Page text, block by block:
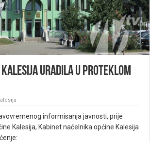
Kalesija uradila u proteklom
informisanja javnosti, prije
Kalesija, Kabinet načelnika općine Kalesija